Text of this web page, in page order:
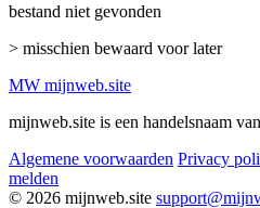
bestand niet gevonden
> misschien bewaard voor later
MW mijnweb.site
mijnweb.site is een handelsnaam
Algemene voorwaarden Privacy
melden
© 2026 mijnweb.site